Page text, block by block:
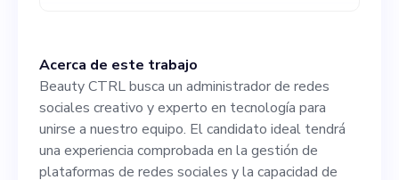
sociales, crear contenido
único e impulsar la
participación para hacer
Acerca de este trabajo
Beauty CTRL busca un administrador de redes
sociales creativo y experto en tecnología para
unirse a nuestro equipo. El candidato ideal tendrá
una experiencia comprobada en la gestión de
plataformas de redes sociales y la capacidad de